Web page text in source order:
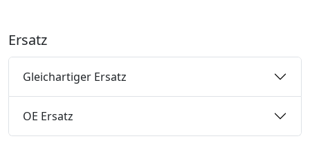
Ersatz
Gleichartiger Ersatz
OE Ersatz